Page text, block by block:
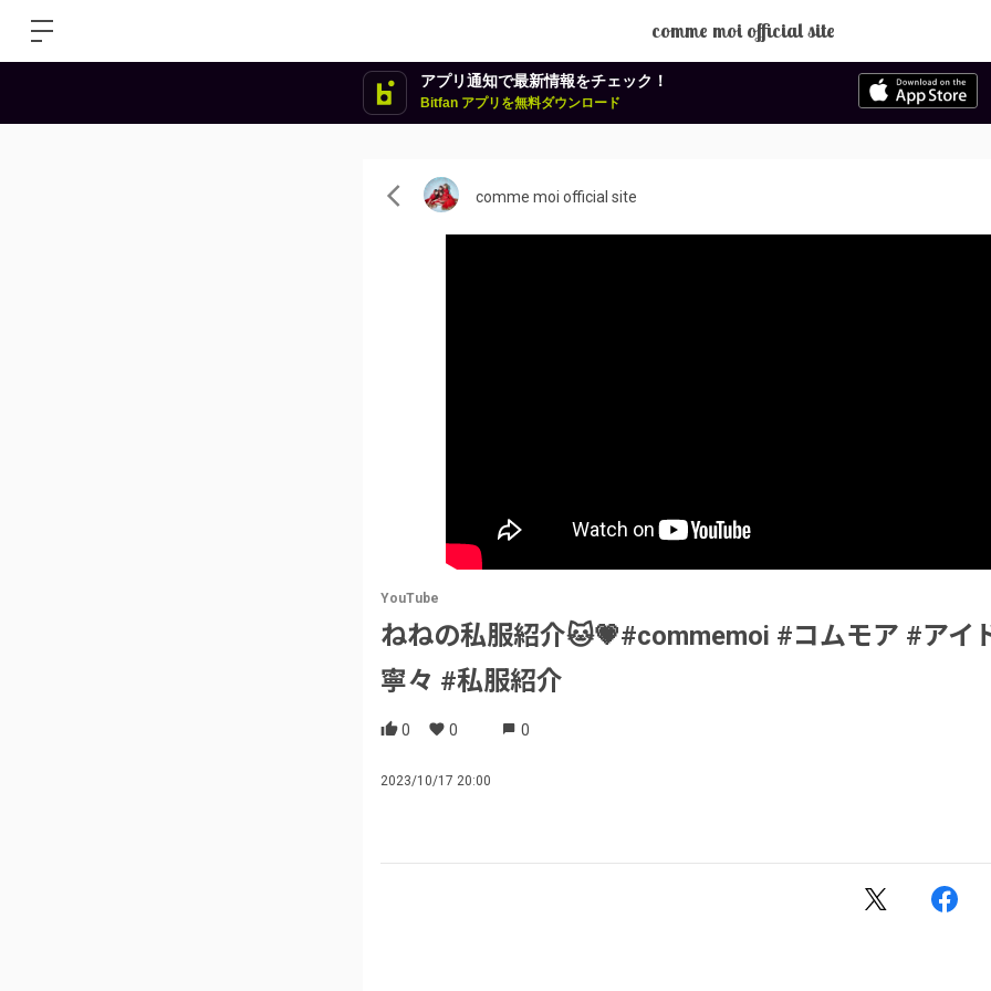
comme moi official site
アプリ通知で最新情報をチェック！
Bitfan アプリを無料ダウンロード
comme moi official site
YouTube
ねねの私服紹介🐱💗#commemoi #コムモア #アイ
寧々 #私服紹介
0 0 0
2023/10/17 20:00